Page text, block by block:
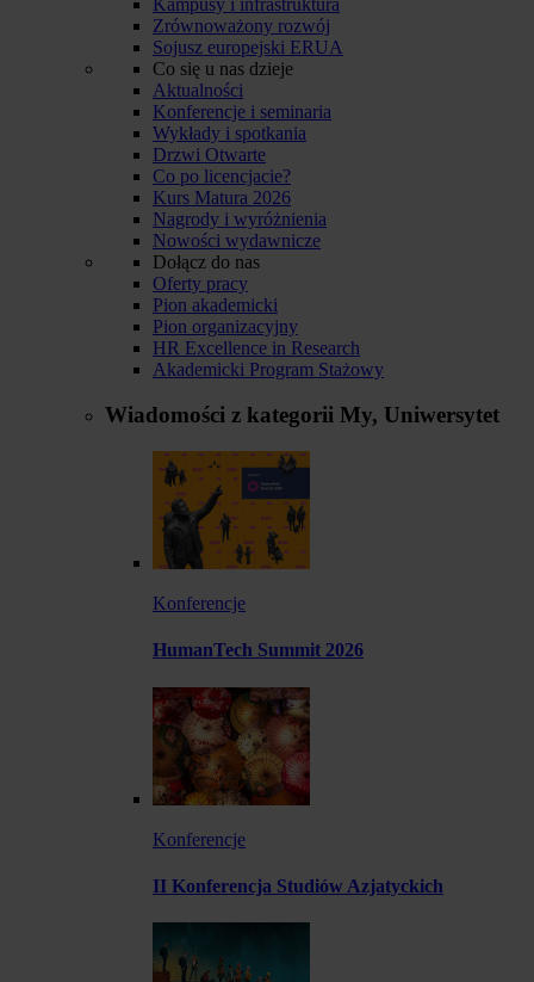
Zrównoważony rozwój
Sojusz europejski ERUA
Co się u nas dzieje
Aktualności
Konferencje i seminaria
Wykłady i spotkania
Drzwi Otwarte
Co po licencjacie?
Kurs Matura 2026
Nagrody i wyróżnienia
Nowości wydawnicze
Dołącz do nas
Oferty pracy
Pion akademicki
Pion organizacyjny
HR Excellence in Research
Akademicki Program Stażowy
Wiadomości z kategorii My, Uniwersytet
Konferencje
HumanTech Summit 2026
Konferencje
II Konferencja Studiów Azjatyckich